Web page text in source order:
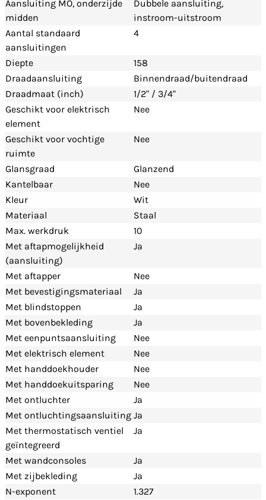
Aansluiting MO, onderzijde
midden
Dubbele aansluiting,
instroom-uitstroom
Aantal standaard
aansluitingen
4
Diepte
158
Draadaansluiting
Binnendraad/buitendraad
Draadmaat (inch)
1/2" / 3/4"
Geschikt voor elektrisch
element
Nee
Geschikt voor vochtige
ruimte
Nee
Glansgraad
Glanzend
Kantelbaar
Nee
Kleur
Wit
Materiaal
Staal
Max. werkdruk
10
Met aftapmogelijkheid
(aansluiting)
Ja
Met aftapper
Nee
Met bevestigingsmateriaal
Ja
Met blindstoppen
Ja
Met bovenbekleding
Ja
Met eenpuntsaansluiting
Nee
Met elektrisch element
Nee
Met handdoekhouder
Nee
Met handdoekuitsparing
Nee
Met ontluchter
Ja
Met ontluchtingsaansluiting Ja
Met thermostatisch ventiel
geïntegreerd
Ja
Met wandconsoles
Ja
Met zijbekleding
Ja
N-exponent
1.327